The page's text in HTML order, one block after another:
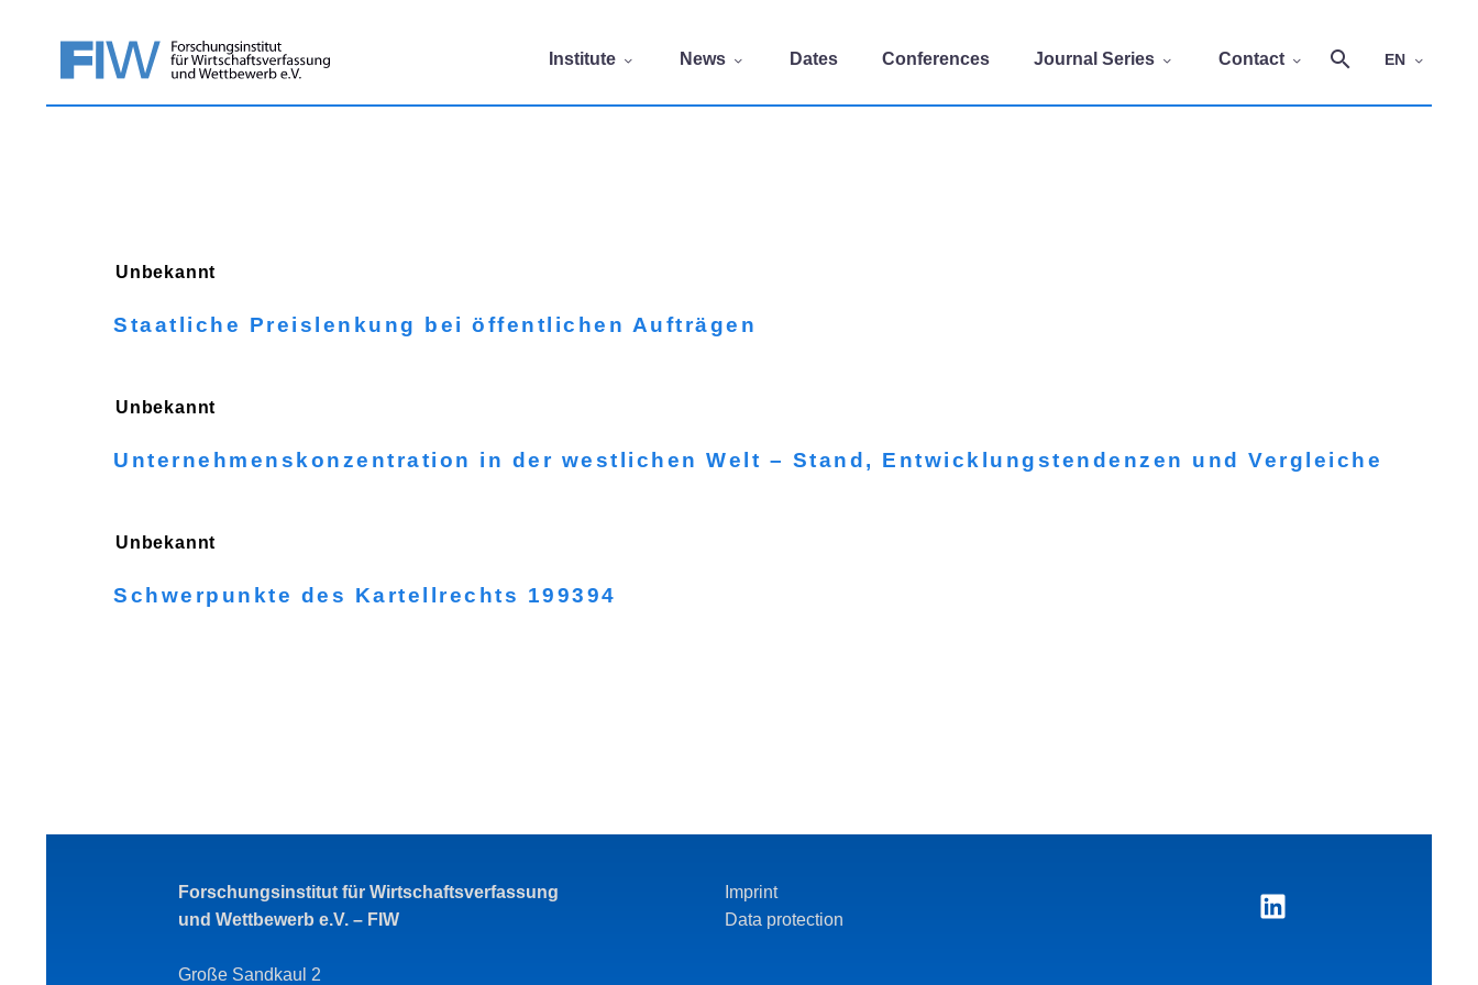
Institute News Dates Conferences Journal Series Contact EN
Unbekannt
Staatliche Preislenkung bei öffentlichen Aufträgen
Unbekannt
Unternehmenskonzentration in der westlichen Welt – Stand, Entwicklungstendenzen und Vergleiche
Unbekannt
Schwerpunkte des Kartellrechts 199394
Forschungsinstitut für Wirtschaftsverfassung
und Wettbewerb e.V. – FIW
Große Sandkaul 2
Imprint
Data protection